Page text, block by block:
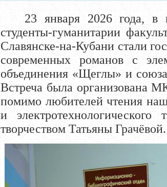
23 января 2026 года, в
студенты-гуманитарии
Славянске-на-Кубани стали
современных романов с
объединения «Щеглы» и
Встреча была организована
помимо любителей чтения
и
творчеством Татьяны Грачёвой.